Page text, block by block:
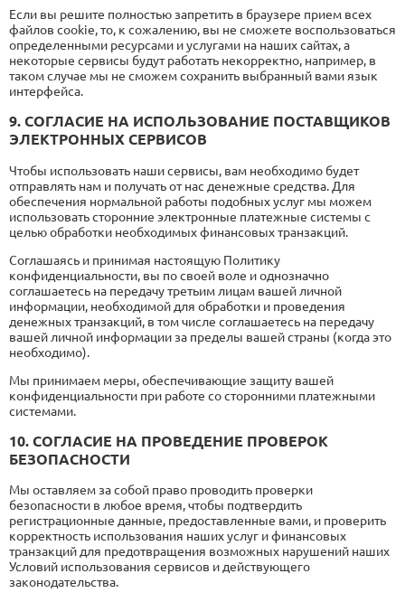
Если вы решите полностью запретить в браузере прием всех
файлов cookie, то, к сожалению, вы не сможете воспользоваться
определенными ресурсами и услугами на наших сайтах, а
некоторые сервисы будут работать некорректно, например, в
таком случае мы не сможем сохранить выбранный вами язык
интерфейса.
9. СОГЛАСИЕ НА ИСПОЛЬЗОВАНИЕ ПОСТАВЩИКОВ
ЭЛЕКТРОННЫХ СЕРВИСОВ
Чтобы использовать наши сервисы, вам необходимо будет
отправлять нам и получать от нас денежные средства. Для
обеспечения нормальной работы подобных услуг мы можем
использовать сторонние электронные платежные системы с
целью обработки необходимых финансовых транзакций.
Соглашаясь и принимая настоящую Политику
конфиденциальности, вы по своей воле и однозначно
соглашаетесь на передачу третьим лицам вашей личной
информации, необходимой для обработки и проведения
денежных транзакций, в том числе соглашаетесь на передачу
вашей личной информации за пределы вашей страны (когда это
необходимо).
Мы принимаем меры, обеспечивающие защиту вашей
конфиденциальности при работе со сторонними платежными
системами.
10. СОГЛАСИЕ НА ПРОВЕДЕНИЕ ПРОВЕРОК
БЕЗОПАСНОСТИ
Мы оставляем за собой право проводить проверки
безопасности в любое время, чтобы подтвердить
регистрационные данные, предоставленные вами, и проверить
корректность использования наших услуг и финансовых
транзакций для предотвращения возможных нарушений наших
Условий использования сервисов и действующего
законодательства.